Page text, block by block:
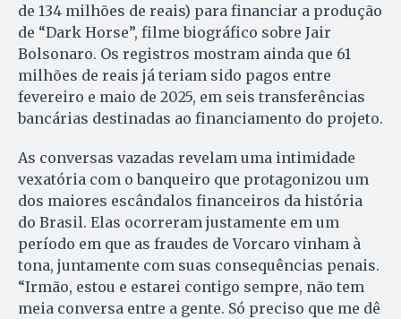
de 134 milhões de reais) para financiar a produção
de “Dark Horse”, filme biográfico sobre Jair
Bolsonaro. Os registros mostram ainda que 61
milhões de reais já teriam sido pagos entre
fevereiro e maio de 2025, em seis transferências
bancárias destinadas ao financiamento do projeto.
As conversas vazadas revelam uma intimidade
vexatória com o banqueiro que protagonizou um
dos maiores escândalos financeiros da história
do Brasil. Elas ocorreram justamente em um
período em que as fraudes de Vorcaro vinham à
tona, juntamente com suas consequências penais.
“Irmão, estou e estarei contigo sempre, não tem
meia conversa entre a gente. Só preciso que me dê